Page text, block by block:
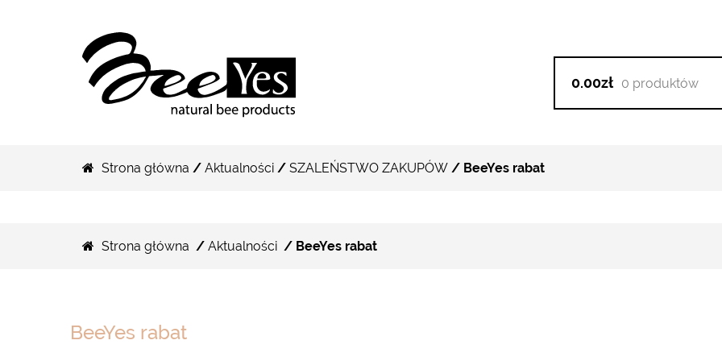
0.00zł 0 produktów
Strona główna / Aktualności/ SZALEŃSTWO ZAKUPÓW/ BeeYes rabat
Strona główna / Aktualności/ BeeYes rabat
BeeYes rabat